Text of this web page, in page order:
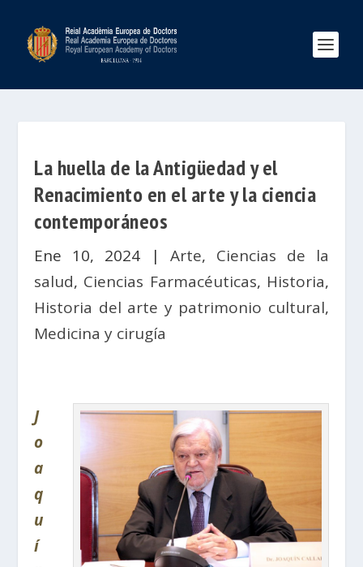
La huella de la Antigüedad y el
Renacimiento en el arte y la ciencia
contemporáneos
Ene 10, 2024 | Arte, Ciencias de la
salud, Ciencias Farmacéuticas, Historia,
Historia del arte y patrimonio cultural,
Medicina y cirugía
J
o
a
q
u
í